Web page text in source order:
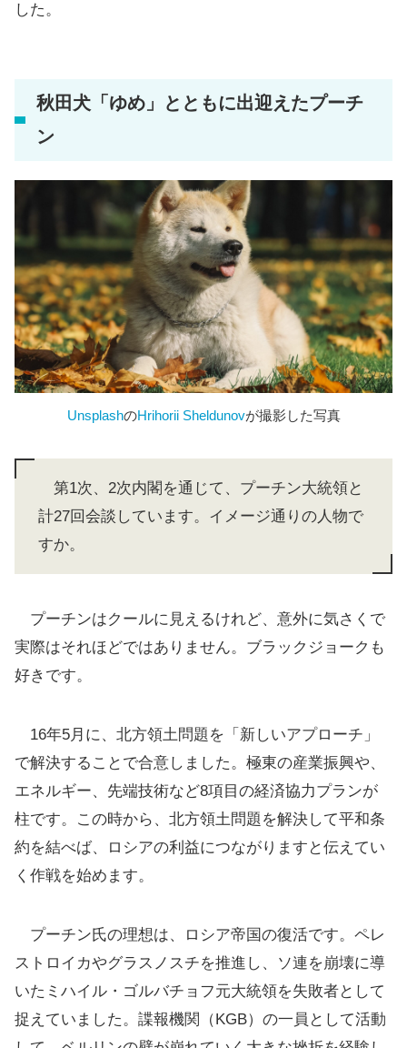
した。
秋田犬「ゆめ」とともに出迎えたプーチ
ン
UnsplashのHrihorii Sheldunovが撮影した写真
第1次、2次内閣を通じて、プーチン大統領と
計27回会談しています。イメージ通りの人物で
すか。
プーチンはクールに見えるけれど、意外に気さくで
実際はそれほどではありません。ブラックジョークも
好きです。
16年5月に、北方領土問題を「新しいアプローチ」
で解決することで合意しました。極東の産業振興や、
エネルギー、先端技術など8項目の経済協力プランが
柱です。この時から、北方領土問題を解決して平和条
約を結べば、ロシアの利益につながりますと伝えてい
く作戦を始めます。
プーチン氏の理想は、ロシア帝国の復活です。ペレ
ストロイカやグラスノスチを推進し、ソ連を崩壊に導
いたミハイル・ゴルバチョフ元大統領を失敗者として
捉えていました。諜報機関（KGB）の一員として活動